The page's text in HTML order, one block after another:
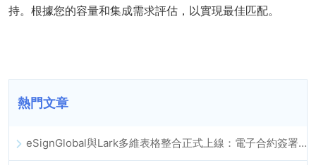
持。根據您的容量和集成需求評估，以實現最佳匹配。
熱門文章
eSignGlobal與Lark多維表格整合正式上線：電子合約簽署歸檔全程自動化